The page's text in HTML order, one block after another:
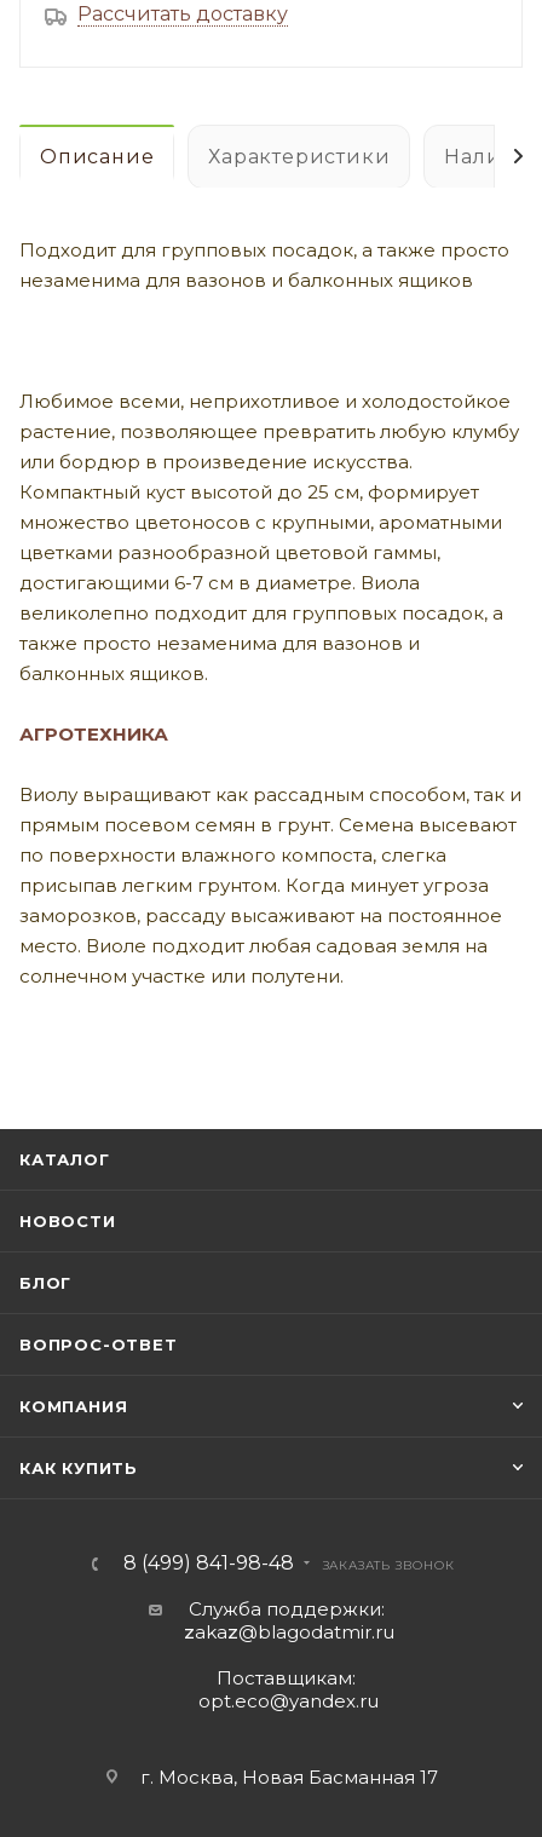
Рассчитать доставку
Описание Характеристики
Подходит для групповых посадок, а также просто
незаменима для вазонов и балконных ящиков
Любимое всеми, неприхотливое и холодостойкое
растение, позволяющее превратить любую клумбу
или бордюр в произведение искусства.
Компактный куст высотой до 25 см, формирует
множество цветоносов с крупными, ароматными
цветками разнообразной цветовой гаммы,
достигающими 6-7 см в диаметре. Виола
великолепно подходит для групповых посадок, а
также просто незаменима для вазонов и
балконных ящиков.
АГРОТЕХНИКА
Виолу выращивают как рассадным способом, так и
прямым посевом семян в грунт. Семена высевают
по поверхности влажного компоста, слегка
присыпав легким грунтом. Когда минует угроза
заморозков, рассаду высаживают на постоянное
место. Виоле подходит любая садовая земля на
солнечном участке или полутени.
КАТАЛОГ
НОВОСТИ
БЛОГ
ВОПРОС-ОТВЕТ
КОМПАНИЯ
КАК КУПИТЬ
8 (499) 841-98-48 ЗАКАЗАТЬ ЗВОНОК
Служба поддержки:
zakaz@blagodatmir.ru
Поставщикам:
opt.eco@yandex.ru
г. Москва, Новая Басманная 17